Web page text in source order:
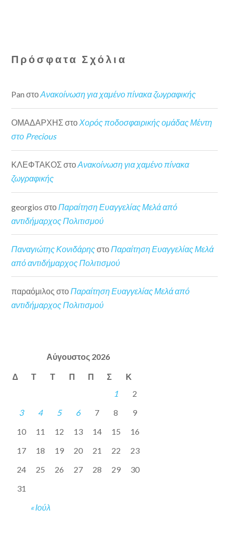
Πρόσφατα Σχόλια
Pan στοΑνακοίνωση για χαμένο πίνακα ζωγραφικής
ΟΜΑΔΑΡΧΗΣ στοΧορός ποδοσφαιρικής ομάδας Μέντη
στο Precious
ΚΛΕΦΤΑΚΟΣ στοΑνακοίνωση για χαμένο πίνακα
ζωγραφικής
georgios στο Παραίτηση Ευαγγελίας Μελά από
αντιδήμαρχος Πολιτισμού
Παναγιώτης Κονιδάρηςστο Παραίτηση Ευαγγελίας Μελά
από αντιδήμαρχος Πολιτισμού
παραόμιλος στοΠαραίτηση Ευαγγελίας Μελά από
αντιδήμαρχος Πολιτισμού
Αύγουστος 2026
Δ Τ Τ Π Π Σ Κ
« Ιούλ
1
2
3
4 5 6 7 8
9
10
11 12 13 14 15
16
17
18 19 20 21 22
23
24
25 26 27 28 29
30
31